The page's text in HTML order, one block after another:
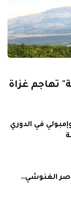
تهاجم غزاة
في الدوري
الغنوشي..